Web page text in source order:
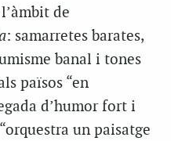
de
: samarretes barates,
banal i tones
països “en
d’humor fort i
un paisatge